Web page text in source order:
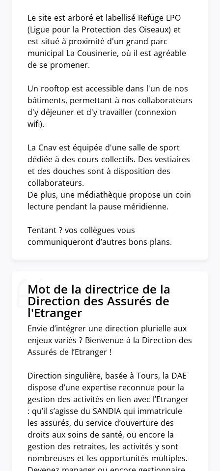
Le site est arboré et labellisé Refuge LPO
(Ligue pour la Protection des Oiseaux) et
est situé à proximité d'un grand parc
municipal La Cousinerie, où il est agréable
de se promener.
Un rooftop est accessible dans l'un de nos
bâtiments, permettant à nos collaborateurs
d'y déjeuner et d'y travailler (connexion
wifi).
La Cnav est équipée d'une salle de sport
dédiée à des cours collectifs. Des vestiaires
et des douches sont à disposition des
collaborateurs.
De plus, une médiathèque propose un coin
lecture pendant la pause méridienne.
Tentant ? vos collègues vous
communiqueront d’autres bons plans.
Mot de la directrice de la
Direction des Assurés de
l'Etranger
Envie d’intégrer une direction plurielle aux
enjeux variés ? Bienvenue à la Direction des
Assurés de l’Etranger !
Direction singulière, basée à Tours, la DAE
dispose d’une expertise reconnue pour la
gestion des activités en lien avec l’Etranger
: qu’il s’agisse du SANDIA qui immatricule
les assurés, du service d’ouverture des
droits aux soins de santé, ou encore la
gestion des retraites, les activités y sont
nombreuses et les opportunités multiples.